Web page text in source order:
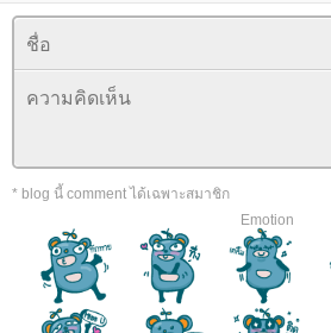
* blog นี้ comment ได้เฉพาะสมาชิก
Emotion